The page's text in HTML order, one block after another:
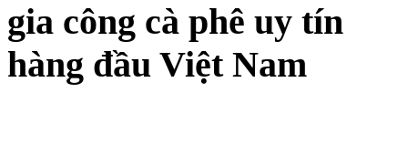
gia công cà phê uy tín
hàng đầu Việt Nam